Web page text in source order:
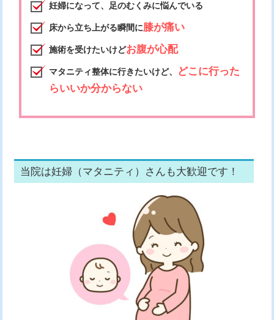
妊婦になって、足のむくみに悩んでいる
床から立ち上がる瞬間に膝が痛い
施術を受けたいけどお腹が心配
マタニティ整体に行きたいけど、
どこに行った
らいいか分からない
当院は妊婦（マタニティ）さんも大歓迎です！